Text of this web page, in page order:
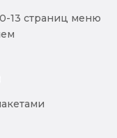
13 страниц меню